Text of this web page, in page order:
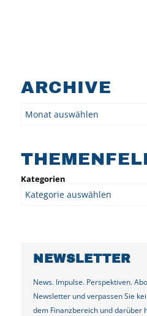
ARCHIVE
Kategorien
NEWSLETTER
News. Impulse. Perspektiven.
Newsletter und verpassen Sie
dem Finanzbereich und darüber